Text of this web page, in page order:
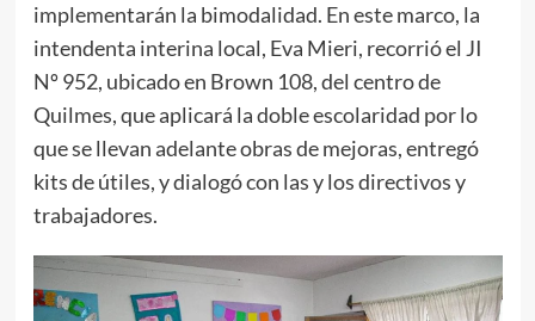
implementarán la bimodalidad. En este marco, la
intendenta interina local, Eva Mieri, recorrió el JI
Nº 952, ubicado en Brown 108, del centro de
Quilmes, que aplicará la doble escolaridad por lo
que se llevan adelante obras de mejoras, entregó
kits de útiles, y dialogó con las y los directivos y
trabajadores.